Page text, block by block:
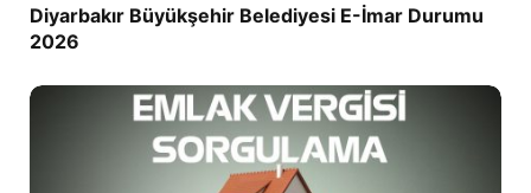
Diyarbakır Büyükşehir Belediyesi E-İmar Durumu
2026